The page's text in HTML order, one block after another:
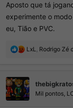
Aposto que tá
experimente o
eu, Tião e PVC.
R
ç
õ
e
s
LxL, Rodrigo Zé
Mil pontos,